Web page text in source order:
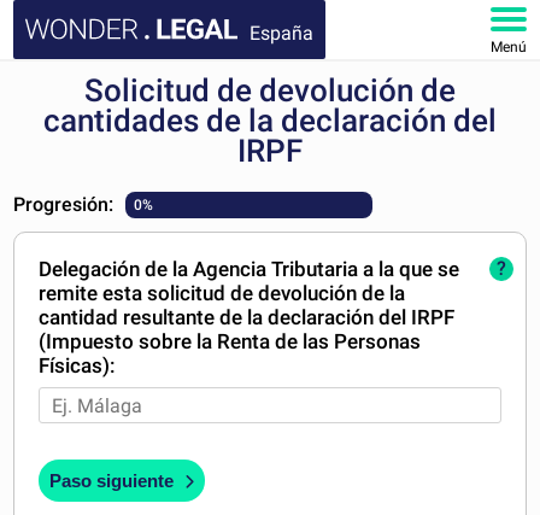
España
Menú
FAQ
MI CUENTA
Solicitud de devolución de
cantidades de la declaración del
IRPF
Progresión: 0%
Delegación de la Agencia Tributaria a la que se
remite esta solicitud de devolución de la
cantidad resultante de la declaración del IRPF
(Impuesto sobre la Renta de las Personas
Físicas):
?
Paso siguiente